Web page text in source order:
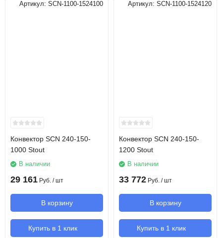
Артикул: SCN-1100-1524100
Конвектор SCN 240-150-
1000 Stout
В наличии
29 161 Руб. / шт
В корзину
Купить в 1 клик
Артикул: SCN-1100-1524120
Конвектор SCN 240-150-
1200 Stout
В наличии
33 772 Руб. / шт
В корзину
Купить в 1 клик